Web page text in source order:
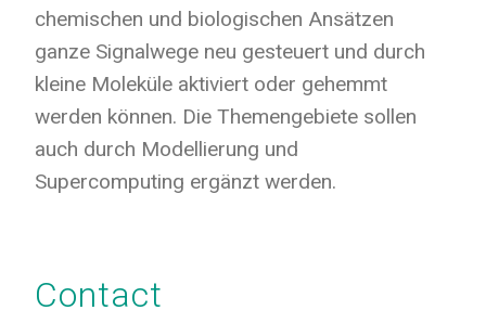
chemischen und biologischen Ansätzen
ganze Signalwege neu gesteuert und durch
kleine Moleküle aktiviert oder gehemmt
werden können. Die Themengebiete sollen
auch durch Modellierung und
Supercomputing ergänzt werden.
Contact